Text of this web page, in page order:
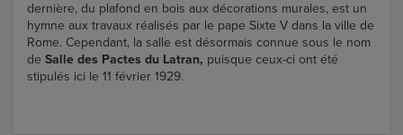
dernière, du plafond en bois aux décorations murales, est un
hymne aux travaux réalisés par le pape Sixte V dans la ville de
Rome. Cependant, la salle est désormais connue sous le nom
de Salle des Pactes du Latran, puisque ceux-ci ont été
stipulés ici le 11 février 1929.